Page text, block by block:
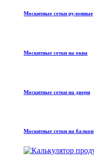
Москитные сетки рулонные
Москитные сетки на окна
Москитные сетки на двери
Москитные сетки на балкон